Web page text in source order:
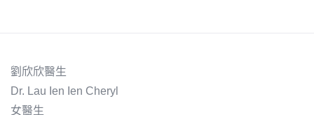
劉欣欣醫生
Dr. Lau Ien Ien Cheryl
女醫生